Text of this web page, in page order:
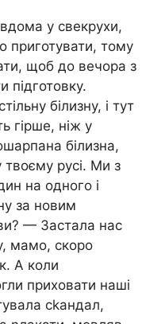
у свекрухи,
приготувати, тому
щоб до вечора з
підготовку.
білизну, і тут
гірше, ніж у
білизна,
русі. Ми з
на одного і
за новим
— Застала нас
мамо, скоро
А коли
приховати наші
сkандал,